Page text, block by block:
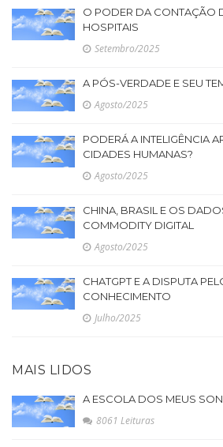
O PODER DA CONTAÇÃO
HOSPITAIS
Setembro/2025
A PÓS-VERDADE E SEU
Agosto/2025
PODERÁ A INTELIGÊNCIA
CIDADES HUMANAS?
Agosto/2025
CHINA, BRASIL E OS
COMMODITY DIGITAL
Agosto/2025
CHATGPT E A DISPUTA
CONHECIMENTO
Julho/2025
MAIS LIDOS
A ESCOLA DOS MEUS
8061 Leituras